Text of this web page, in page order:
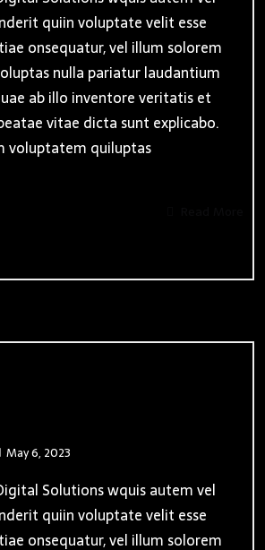
quiin voluptate velit esse
onsequatur, vel illum solorem
nulla pariatur laudantium
ab illo inventore veritatis et
vitae dicta sunt explicabo.
voluptatem quiluptas
May 6, 2023
Solutions wquis autem vel
quiin voluptate velit esse
onsequatur, vel illum solorem